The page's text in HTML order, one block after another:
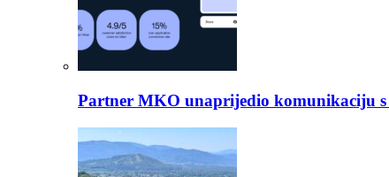
Partner MKO unaprijedio komunikaciju